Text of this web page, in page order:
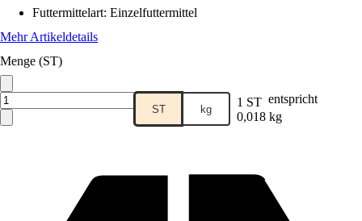
Futtermittelart: Einzelfuttermittel
Mehr Artikeldetails
Menge (ST)
ST kg 1 ST entspricht
0,018 kg